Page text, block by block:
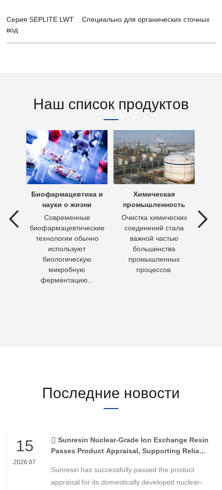
Серия SEPLITE LWT Специально для органических сточных
вод
Наш список продуктов
Биофармацевтика и
науки о жизни
Современные
биофармацевтические
технологии обычно
используют
биологическую
микробную
ферментацию...
Химическая
промышленность
Очистка химических
соединений стала
важной частью
большинства
промышленных
процессов.
Последние новости
15
2026 07
Sunresin Nuclear-Grade Ion Exchange Resin
Passes Product Appraisal, Supporting Reliable
Sunresin has successfully passed the product
appraisal for its domestically developed nuclear-